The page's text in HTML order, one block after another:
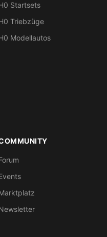
Startsets
Triebzüge
Modellautos